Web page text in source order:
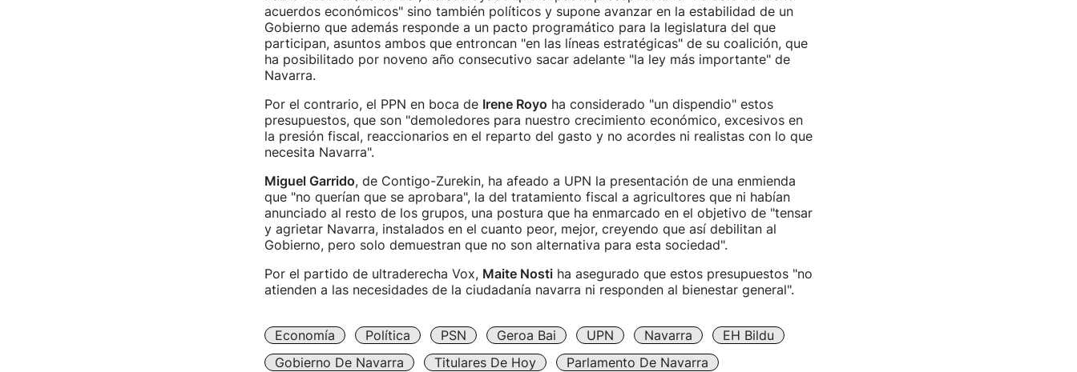
acuerdos económicos" sino también políticos y supone avanzar en la estabilidad de un
Gobierno que además responde a un pacto programático para la legislatura del que
participan, asuntos ambos que entroncan "en las líneas estratégicas" de su coalición, que
ha posibilitado por noveno año consecutivo sacar adelante "la ley más importante" de
Navarra.
Por el contrario, el PPN en boca de Irene Royo ha considerado "un dispendio" estos
presupuestos, que son "demoledores para nuestro crecimiento económico, excesivos en
la presión fiscal, reaccionarios en el reparto del gasto y no acordes ni realistas con lo que
necesita Navarra".
Miguel Garrido, de Contigo-Zurekin, ha afeado a UPN la presentación de una enmienda
que "no querían que se aprobara", la del tratamiento fiscal a agricultores que ni habían
anunciado al resto de los grupos, una postura que ha enmarcado en el objetivo de "tensar
y agrietar Navarra, instalados en el cuanto peor, mejor, creyendo que así debilitan al
Gobierno, pero solo demuestran que no son alternativa para esta sociedad".
Por el partido de ultraderecha Vox, Maite Nostiha asegurado que estos presupuestos "no
atienden a las necesidades de la ciudadanía navarra ni responden al bienestar general".
Economía Política PSN Geroa Bai UPN Navarra
EH Bildu
Gobierno De Navarra
Titulares De Hoy
Parlamento De Navarra